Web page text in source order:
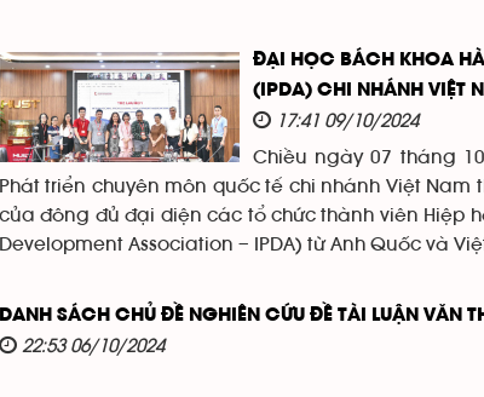
ĐẠI HỌC BÁCH KHOA HÀ
(IPDA) CHI NHÁNH VIỆT
17:41 09/10/2024
Chiều ngày 07 tháng
Phát triển chuyên môn quốc tế chi nhánh Việt
của đông đủ đại diện các tổ chức thành viên Hiệp
Development Association – IPDA) từ Anh Quốc và
DANH SÁCH CHỦ ĐỀ NGHIÊN CỨU ĐỀ TÀI LUẬN VĂN
22:53 06/10/2024